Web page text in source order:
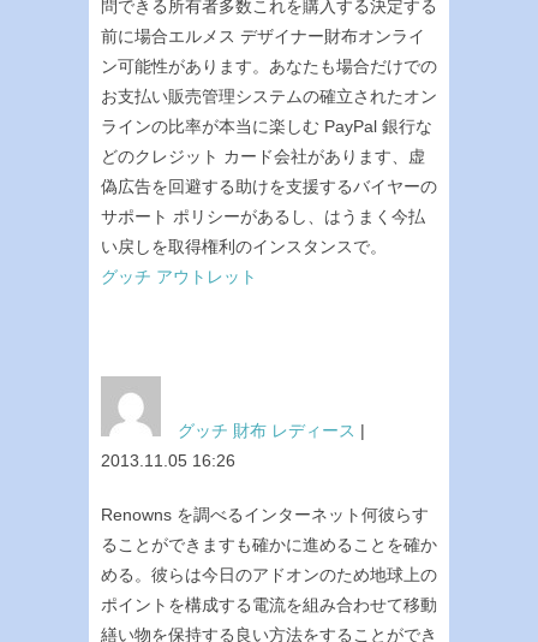
問できる所有者多数これを購入する決定する
前に場合エルメス デザイナー財布オンライ
ン可能性があります。あなたも場合だけでの
お支払い販売管理システムの確立されたオン
ラインの比率が本当に楽しむ PayPal 銀行な
どのクレジット カード会社があります、虚
偽広告を回避する助けを支援するバイヤーの
サポート ポリシーがあるし、はうまく今払
い戻しを取得権利のインスタンスで。
グッチ アウトレット
グッチ 財布 レディース |
2013.11.05 16:26
Renowns を調べるインターネット何彼らす
ることができますも確かに進めることを確か
める。彼らは今日のアドオンのため地球上の
ポイントを構成する電流を組み合わせて移動
繕い物を保持する良い方法をすることができ